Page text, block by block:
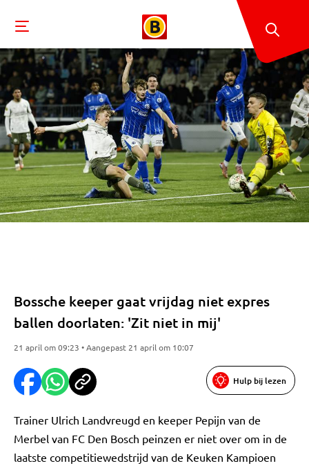
Bossche keeper gaat vrijdag niet expres
ballen doorlaten: 'Zit niet in mij'
21 april om 09:23 • Aangepast 21 april om 10:07
Hulp bij lezen
Trainer Ulrich Landvreugd en keeper Pepijn van de
Merbel van FC Den Bosch peinzen er niet over om in de
laatste competitiewedstrijd van de Keuken Kampioen